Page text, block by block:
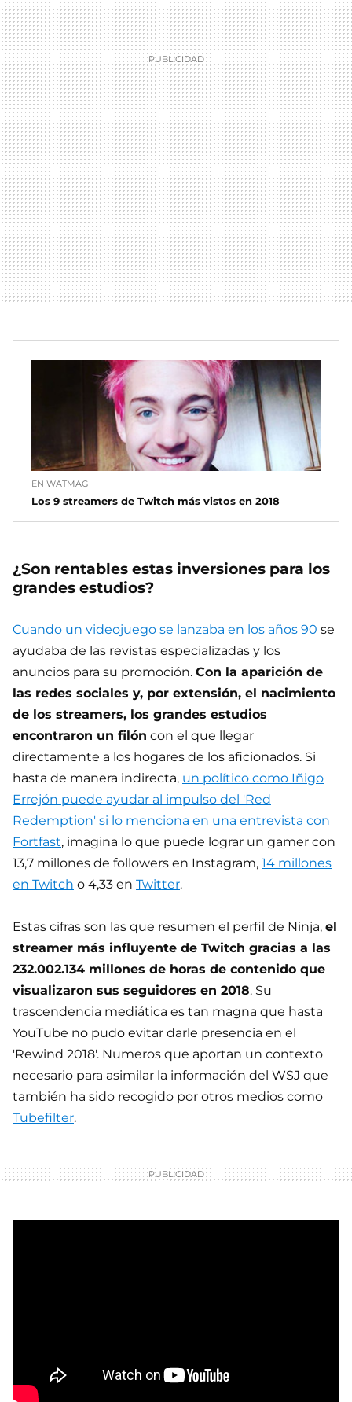
EN WATMAG
Los 9 streamers de Twitch más vistos en 2018
¿Son rentables estas inversiones para los
grandes estudios?
Cuando un videojuego se lanzaba en los años 90 se
ayudaba de las revistas especializadas y los
anuncios para su promoción. Con la aparición de
las redes sociales y, por extensión, el nacimiento
de los streamers, los grandes estudios
encontraron un filón con el que llegar
directamente a los hogares de los aficionados. Si
hasta de manera indirecta, un político como Iñigo
Errejón puede ayudar al impulso del 'Red
Redemption' si lo menciona en una entrevista con
Fortfast, imagina lo que puede lograr un gamer con
13,7 millones de followers en Instagram, 14 millones
en Twitch o 4,33 en Twitter.
Estas cifras son las que resumen el perfil de Ninja, el
streamer más influyente de Twitch gracias a las
232.002.134 millones de horas de contenido que
visualizaron sus seguidores en 2018. Su
trascendencia mediática es tan magna que hasta
YouTube no pudo evitar darle presencia en el
'Rewind 2018'. Numeros que aportan un contexto
necesario para asimilar la información del WSJ que
también ha sido recogido por otros medios como
Tubefilter.